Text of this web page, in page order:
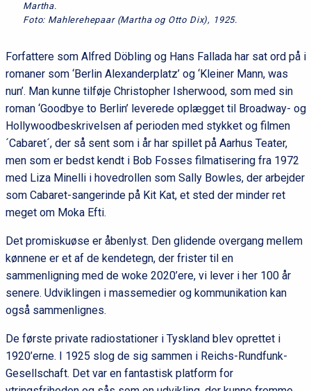
Martha.
Foto: Mahlerehepaar (Martha og Otto Dix), 1925.
Forfattere som Alfred Döbling og Hans Fallada har sat ord på i
romaner som ‘Berlin Alexanderplatz’ og ‘Kleiner Mann, was
nun’. Man kunne tilføje Christopher Isherwood, som med sin
roman ‘Goodbye to Berlin’ leverede oplægget til Broadway- og
Hollywoodbeskrivelsen af perioden med stykket og filmen
´Cabaret´, der så sent som i år har spillet på Aarhus Teater,
men som er bedst kendt i Bob Fosses filmatisering fra 1972
med Liza Minelli i hovedrollen som Sally Bowles, der arbejder
som Cabaret-sangerinde på Kit Kat, et sted der minder ret
meget om Moka Efti.
Det promiskuøse er åbenlyst. Den glidende overgang mellem
kønnene er et af de kendetegn, der frister til en
sammenligning med de woke 2020’ere, vi lever i her 100 år
senere. Udviklingen i massemedier og kommunikation kan
også sammenlignes.
De første private radiostationer i Tyskland blev oprettet i
1920’erne. I 1925 slog de sig sammen i Reichs-Rundfunk-
Gesellschaft. Det var en fantastisk platform for